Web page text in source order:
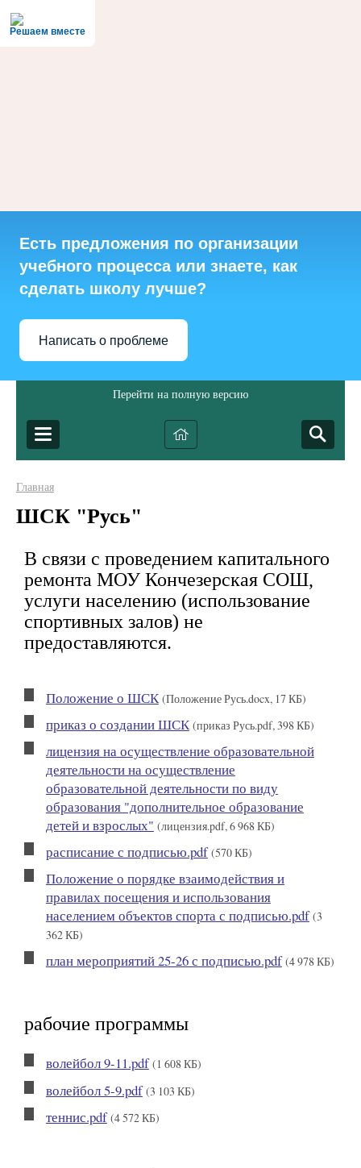
Решаем вместе
Есть предложения по организации
учебного процесса или знаете, как
сделать школу лучше?
Написать о проблеме
Перейти на полную версию
Главная
ШСК "Русь"
В связи с проведением капитального
ремонта МОУ Кончезерская СОШ,
услуги населению (использование
спортивных залов) не
предоставляются.
Положение о ШСК (Положение Русь.docx, 17 КБ)
приказ о создании ШСК (приказ Русь.pdf, 398 КБ)
лицензия на осуществление образовательной
деятельности на осуществление
образовательной деятельности по виду
образования "дополнительное образование
детей и взрослых" (лицензия.pdf, 6 968 КБ)
расписание с подписью.pdf (570 КБ)
Положение о порядке взаимодействия и
правилах посещения и использования
населением объектов спорта с подписью.pdf (3
362 КБ)
план мероприятий 25-26 с подписью.pdf (4 978 КБ)
рабочие программы
волейбол 9-11.pdf (1 608 КБ)
волейбол 5-9.pdf (3 103 КБ)
теннис.pdf (4 572 КБ)